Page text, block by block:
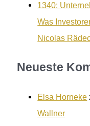
1340:
Was
Nicolas
Neueste
Elsa Horneke
Wallner